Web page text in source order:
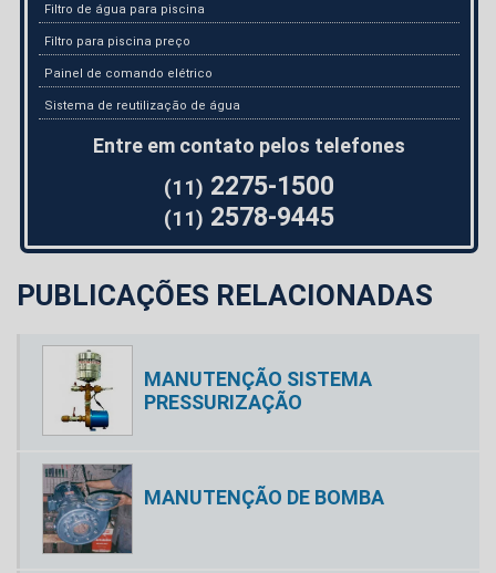
Filtro de água para piscina
Filtro para piscina preço
Painel de comando elétrico
Sistema de reutilização de água
Entre em contato pelos telefones
(11) 2275-1500
(11) 2578-9445
PUBLICAÇÕES RELACIONADAS
MANUTENÇÃO SISTEMA
PRESSURIZAÇÃO
MANUTENÇÃO DE BOMBA